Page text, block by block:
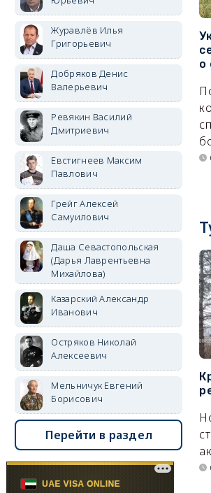
о
Журавлёв Илья
Григорьевич
Добряков Денис
Валерьевич
Ревякин Василий
Дмитриевич
Евстигнеев Максим
Павлович
Грейг Алексей
Самуилович
Даша Севастопольская
(Дарья Лаврентьевна
Михайлова)
Казарский Александр
Иванович
Остряков Николай
Алексеевич
Мельничук Евгений
Борисович
Перейти в раздел